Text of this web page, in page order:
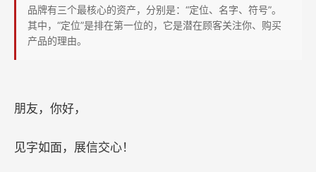
验》
品牌有三个最核心的资产，分别是：“定位、名字、符号”。
其中，“定位”是排在第一位的，它是潜在顾客关注你、购买
产品的理由。
朋友，你好，
见字如面，展信交心！